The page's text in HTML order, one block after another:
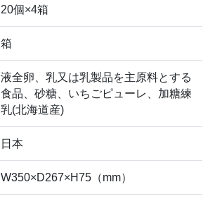
20個×4箱
箱
液全卵、乳又は乳製品を主原料とする
食品、砂糖、いちごピューレ、加糖練
乳(北海道産)
日本
W350×D267×H75（mm）